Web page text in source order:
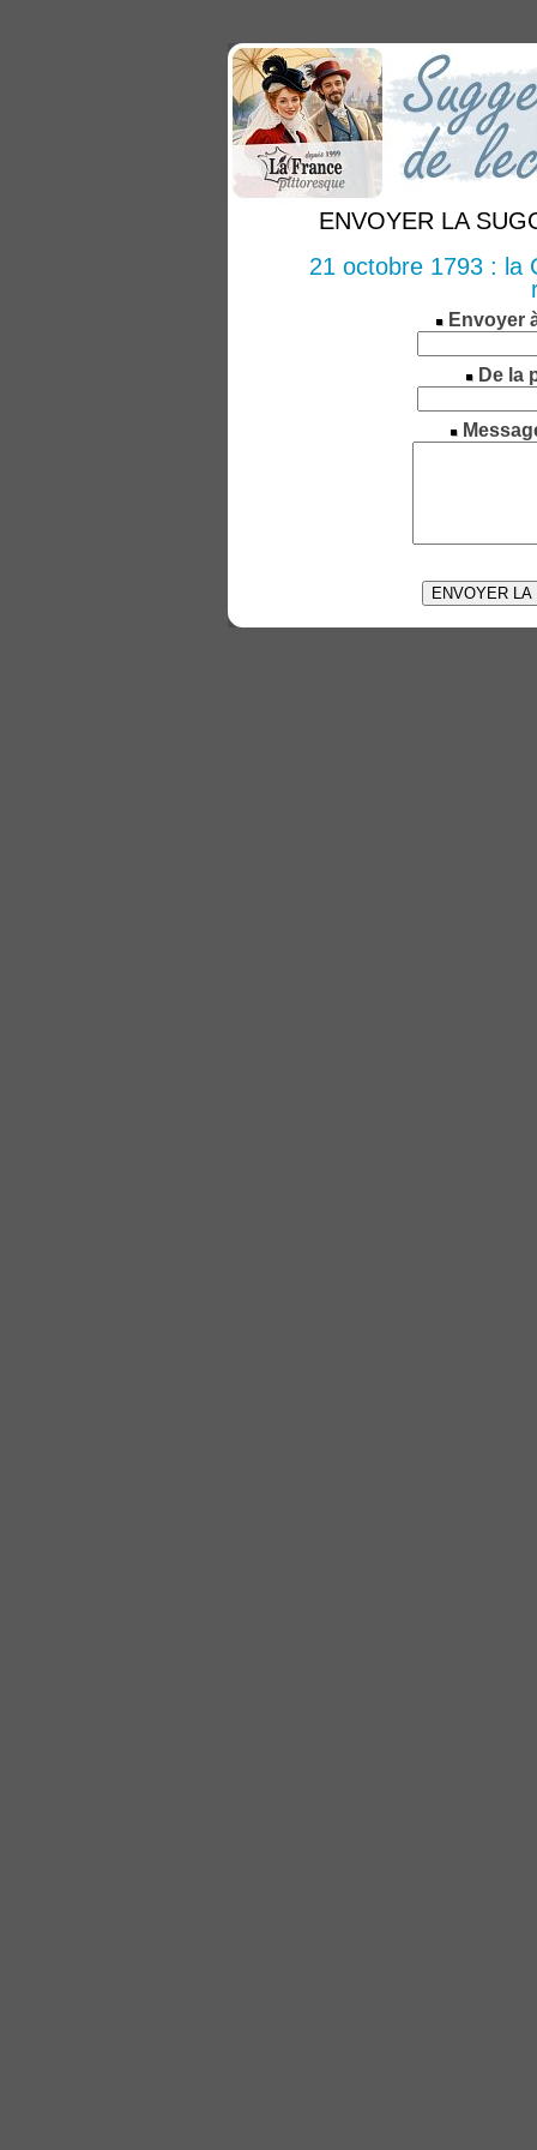
ENVOYER LA
21 octobre 1793 : la
Envoyer
De la